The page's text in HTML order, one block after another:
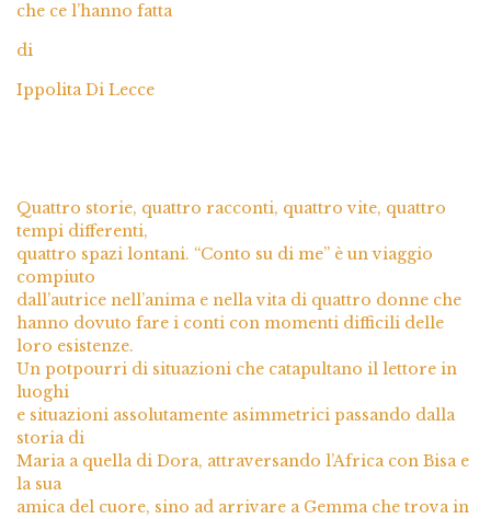
che ce l’hanno fatta
di
Ippolita Di Lecce
Quattro storie, quattro racconti, quattro vite, quattro
tempi differenti,
quattro spazi lontani. “Conto su di me” è un viaggio
compiuto
dall’autrice nell’anima e nella vita di quattro donne che
hanno dovuto fare i conti con momenti difficili delle
loro esistenze.
Un potpourri di situazioni che catapultano il lettore in
luoghi
e situazioni assolutamente asimmetrici passando dalla
storia di
Maria a quella di Dora, attraversando l’Africa con Bisa e
la sua
amica del cuore, sino ad arrivare a Gemma che trova in